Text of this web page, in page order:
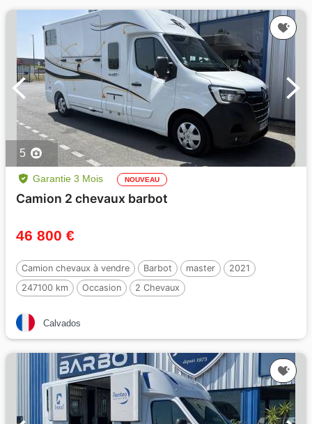
5
Garantie 3 Mois NOUVEAU
Camion 2 chevaux barbot
46 800 €
Camion chevaux à vendre Barbot master
2021
247100 km
Occasion 2 Chevaux
Calvados